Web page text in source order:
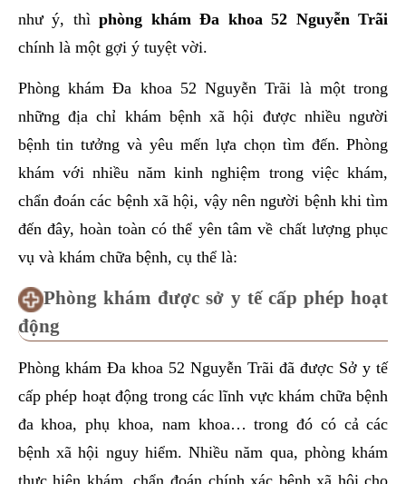
như ý, thìphòng khám Đa khoa 52 Nguyễn Trãi
chính là một gợi ý tuyệt vời.
Phòng khám Đa khoa 52 Nguyễn Trãi là một trong
những địa chỉ khám bệnh xã hội được nhiều người
bệnh tin tưởng và yêu mến lựa chọn tìm đến. Phòng
khám với nhiều năm kinh nghiệm trong việc khám,
chẩn đoán các bệnh xã hội, vậy nên người bệnh khi tìm
đến đây, hoàn toàn có thể yên tâm về chất lượng phục
vụ và khám chữa bệnh, cụ thể là:
Phòng khám được sở y tế cấp phép hoạt
động
Phòng khám Đa khoa 52 Nguyễn Trãi đã được Sở y tế
cấp phép hoạt động trong các lĩnh vực khám chữa bệnh
đa khoa, phụ khoa, nam khoa… trong đó có cả các
bệnh xã hội nguy hiểm. Nhiều năm qua, phòng khám